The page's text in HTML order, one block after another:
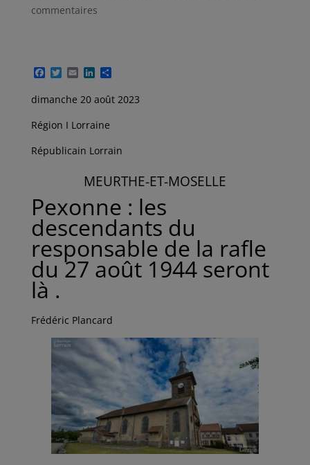
commentaires
F
c
e
o
k
T
i
t
e
E
a
i
L
n
k
d
n
P
r
t
r
dimanche 20 août 2023
Région I Lorraine
Républicain Lorrain
MEURTHE-ET-MOSELLE
Pexonne : les
descendants du
responsable de la rafle
du 27 août 1944 seront
là .
Frédéric Plancard